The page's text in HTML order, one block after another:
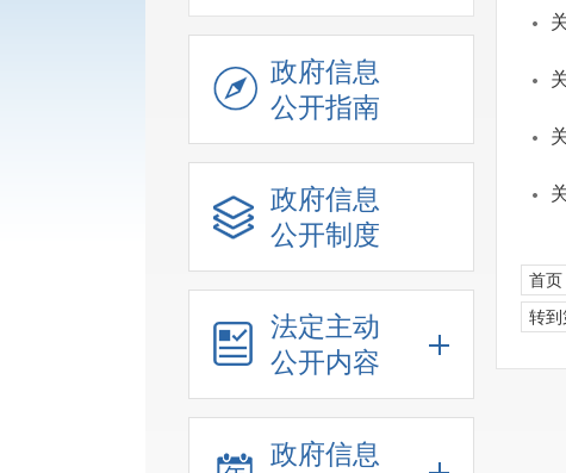
政府信息
公开指南
政府信息
公开制度
法定主动
公开内容
政府信息
首页
转到